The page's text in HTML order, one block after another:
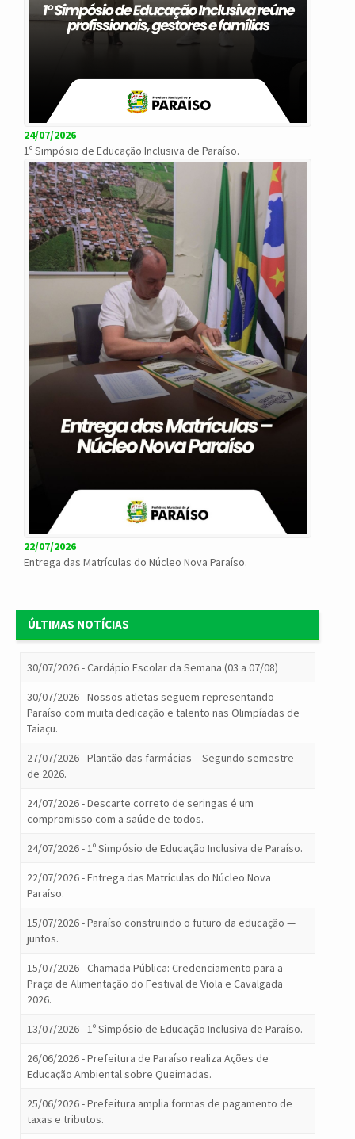
24/07/2026
1º Simpósio de Educação Inclusiva de Paraíso.
22/07/2026
Entrega das Matrículas do Núcleo Nova Paraíso.
ÚLTIMAS NOTÍCIAS
30/07/2026 - Cardápio Escolar da Semana (03 a 07/08)
30/07/2026 - Nossos atletas seguem representando
Paraíso com muita dedicação e talento nas Olimpíadas de
Taiaçu.
27/07/2026 - Plantão das farmácias – Segundo semestre
de 2026.
24/07/2026 - Descarte correto de seringas é um
compromisso com a saúde de todos.
24/07/2026 - 1º Simpósio de Educação Inclusiva de Paraíso.
22/07/2026 - Entrega das Matrículas do Núcleo Nova
Paraíso.
15/07/2026 - Paraíso construindo o futuro da educação —
juntos.
15/07/2026 - Chamada Pública: Credenciamento para a
Praça de Alimentação do Festival de Viola e Cavalgada
2026.
13/07/2026 - 1º Simpósio de Educação Inclusiva de Paraíso.
26/06/2026 - Prefeitura de Paraíso realiza Ações de
Educação Ambiental sobre Queimadas.
25/06/2026 - Prefeitura amplia formas de pagamento de
taxas e tributos.